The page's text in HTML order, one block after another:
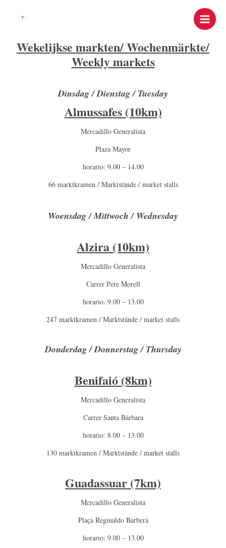
inhoudWekelijkse markten/ Wochenmärkte/
Weekly markets
Dinsdag / Dienstag / Tuesday
Almussafes (10km)
Mercadillo Generalista
Plaza Mayor
horario: 9.00 – 14.00
66 marktkramen / Marktstände / market stalls
Woensdag / Mittwoch / Wednesday
Alzira (10km)
Mercadillo Generalista
Carrer Pere Morell
horario: 9.00 – 13.00
247 marktkramen / Marktstände / market stalls
Donderdag / Donnerstag / Thursday
Benifaió (8km)
Mercadillo Generalista
Carrer Santa Bárbara
horario: 8.00 – 13.00
130 marktkramen / Marktstände / market stalls
Guadassuar (7km)
Mercadillo Generalista
Plaça Reginaldo Barberá
horario: 9.00 – 13.00